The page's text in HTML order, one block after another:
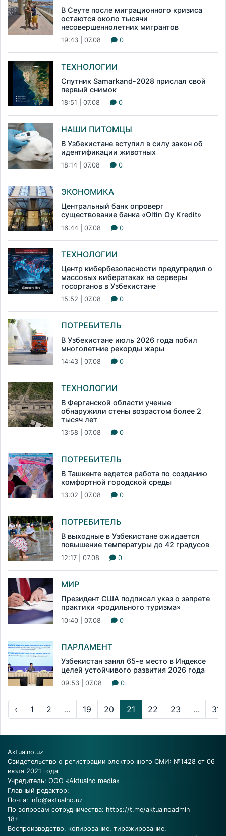
В Сеуте после миграционного кризиса
остаются около тысячи
несовершеннолетних мигрантов
19:43 | 07.08 0
ТЕХНОЛОГИИ
Спутник Samarkand-2028 прислал свой
первый снимок
18:51 | 07.08 0
НАШИ ПИТОМЦЫ
В Узбекистане вступил в силу закон об
идентификации животных
18:14 | 07.08 0
ЭКОНОМИКА
Центральный банк опроверг
существование банка «Oltin Oy Kredit»
16:44 | 07.08 0
ТЕХНОЛОГИИ
Центр кибербезопасности предупредил о
массовых кибератаках на серверы
госорганов в Узбекистане
15:52 | 07.08 0
ПОТРЕБИТЕЛЬ
В Узбекистане июль 2026 года побил
многолетние рекорды жары
14:43 | 07.08 0
ТЕХНОЛОГИИ
В Ферганской области ученые
обнаружили стены возрастом более 2
тысяч лет
13:58 | 07.08 0
ПОТРЕБИТЕЛЬ
В Ташкенте ведется работа по созданию
комфортной городской среды
13:02 | 07.08 0
ПОТРЕБИТЕЛЬ
В выходные в Узбекистане ожидается
повышение температуры до 42 градусов
12:17 | 07.08 0
МИР
Президент США подписал указ о запрете
практики «родильного туризма»
10:40 | 07.08 0
ПАРЛАМЕНТ
Узбекистан занял 65-е место в Индексе
целей устойчивого развития 2026 года
09:53 | 07.08 0
‹ 1 2 ... 19 20 21 22 23 ... 314
Aktualno.uz
Свидетельство о регистрации электронного СМИ: №1428 от 06
июля 2021 года
Учредитель: ООО «Aktualno media»
Главный редактор:
Почта: info@aktualno.uz
По вопросам сотрудничества: https://t.me/aktualnoadmin
18+
Воспроизводство, копирование, тиражирование,